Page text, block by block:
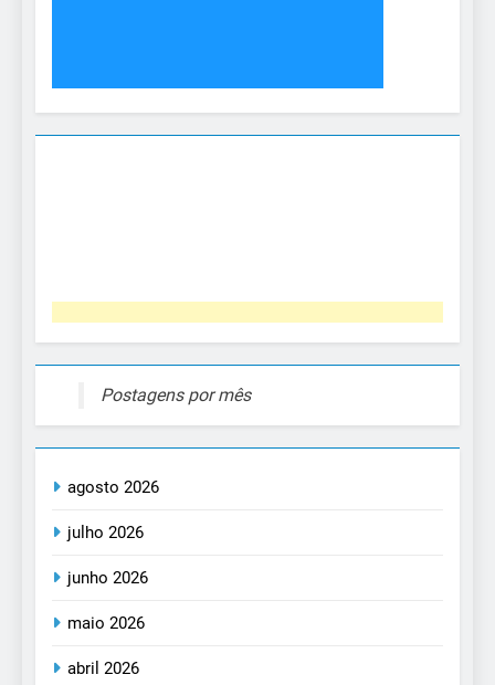
Postagens por mês
agosto 2026
julho 2026
junho 2026
maio 2026
abril 2026